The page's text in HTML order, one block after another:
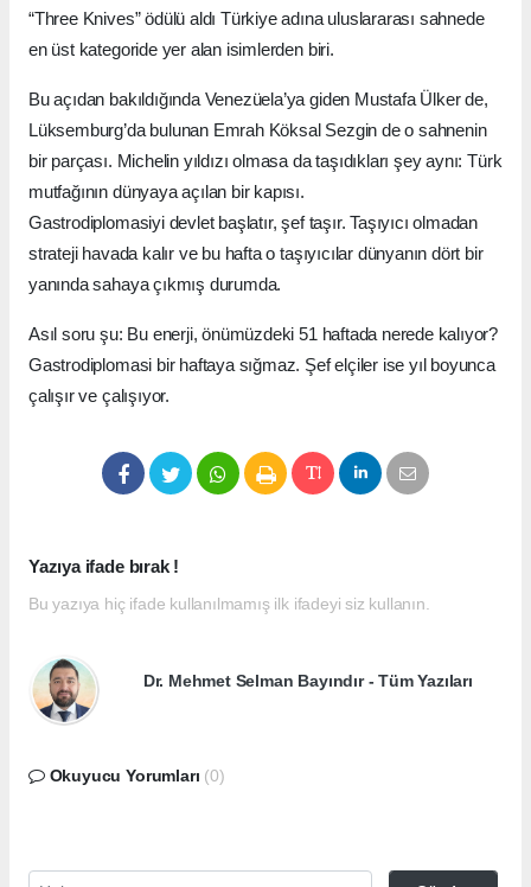
“Three Knives” ödülü aldı Türkiye adına uluslararası sahnede
en üst kategoride yer alan isimlerden biri.
Bu açıdan bakıldığında Venezüela’ya giden Mustafa Ülker de,
Lüksemburg’da bulunan Emrah Köksal Sezgin de o sahnenin
bir parçası. Michelin yıldızı olmasa da taşıdıkları şey aynı: Türk
mutfağının dünyaya açılan bir kapısı.
Gastrodiplomasiyi devlet başlatır, şef taşır. Taşıyıcı olmadan
strateji havada kalır ve bu hafta o taşıyıcılar dünyanın dört bir
yanında sahaya çıkmış durumda.
Asıl soru şu: Bu enerji, önümüzdeki 51 haftada nerede kalıyor?
Gastrodiplomasi bir haftaya sığmaz. Şef elçiler ise yıl boyunca
çalışır ve çalışıyor.
Yazıya ifade bırak !
Bu yazıya hiç ifade kullanılmamış ilk ifadeyi siz kullanın.
Dr. Mehmet Selman Bayındır - Tüm Yazıları
Okuyucu Yorumları (0)